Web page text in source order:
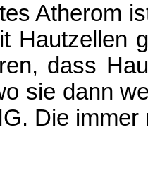
Atherom
Hautzellen
dass
sie dann
Die